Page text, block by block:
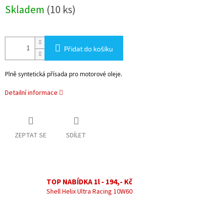
cena:
Skladem (10 ks)
Přidat do košíku
Plně syntetická přísada pro motorové oleje.
Detailní informace
ZEPTAT SE SDÍLET
TOP NABÍDKA 1l - 194,- Kč
Shell Helix Ultra Racing 10W60